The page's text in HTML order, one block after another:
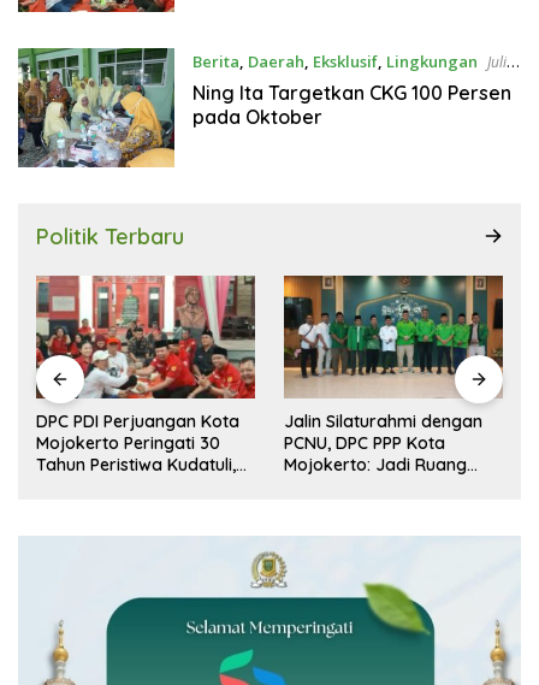
Berita, Daerah, Eksklusif, Lingkungan Juli
23, 2026
Ning Ita Targetkan CKG 100 Persen
pada Oktober
Politik Terbaru
DPC PDI Perjuangan Kota
Mojokerto Peringati 30
Tahun Peristiwa Kudatuli,
Jalin Silaturahmi dengan
PCNU, DPC PPP Kota
Mojokerto: Jadi Ruang